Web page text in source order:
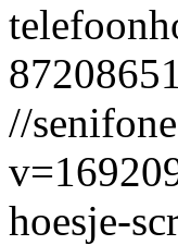
//
hoesje-